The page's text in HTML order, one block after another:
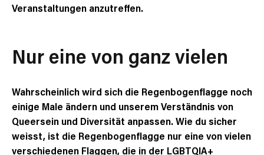
Veranstaltungen anzutreffen.
Nur eine von ganz vielen
Wahrscheinlich wird sich die Regenbogenflagge noch
einige Male ändern und unserem Verständnis von
Queersein und Diversität anpassen. Wie du sicher
weisst, ist die Regenbogenflagge nur eine von vielen
verschiedenen Flaggen, die in der LGBTQIA+